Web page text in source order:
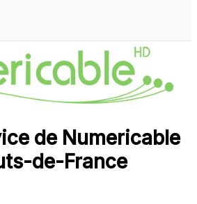
de Numericable
de-France